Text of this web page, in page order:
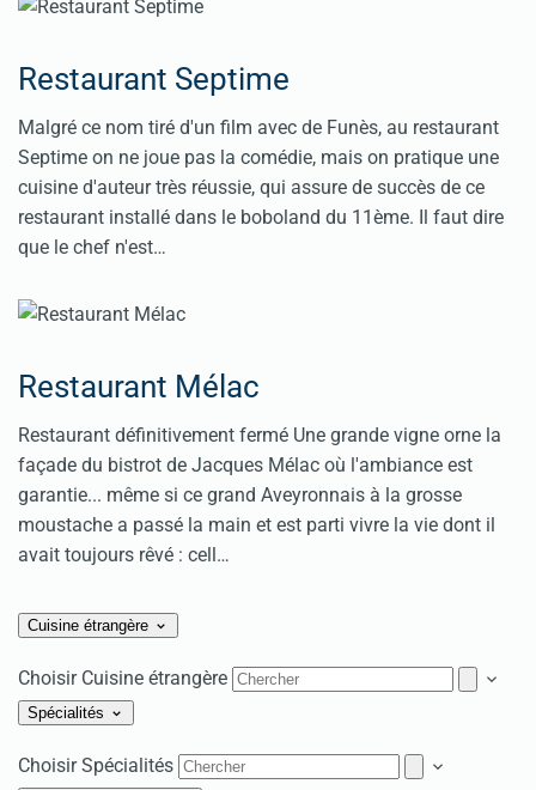
Restaurant Septime
Malgré ce nom tiré d'un film avec de Funès, au restaurant
Septime on ne joue pas la comédie, mais on pratique une
cuisine d'auteur très réussie, qui assure de succès de ce
restaurant installé dans le boboland du 11ème. Il faut dire
que le chef n'est…
Restaurant Mélac
Restaurant définitivement fermé Une grande vigne orne la
façade du bistrot de Jacques Mélac où l'ambiance est
garantie... même si ce grand Aveyronnais à la grosse
moustache a passé la main et est parti vivre la vie dont il
avait toujours rêvé : cell…
Cuisine étrangère
Choisir Cuisine étrangère
Spécialités
Choisir Spécialités